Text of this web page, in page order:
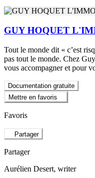
GUY HOQUET
Tout le monde dit « c’est
pas tout le monde. Chez
vous accompagner et pour
Documentation gratuite
Mettre en favoris
Favoris
Partager
Partager
Aurélien Desert, writer